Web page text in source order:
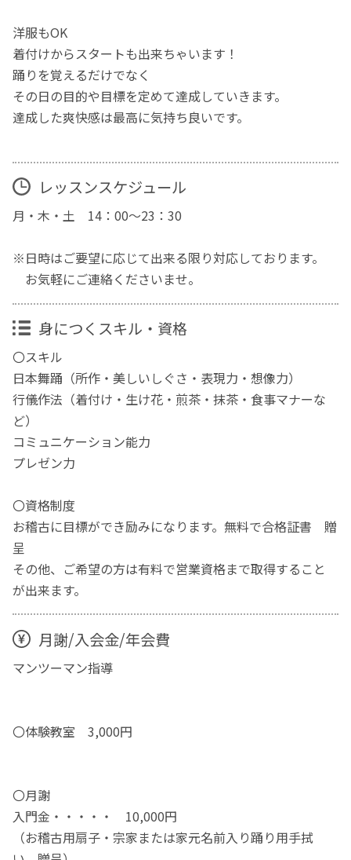
洋服もOK
着付けからスタートも出来ちゃいます！
踊りを覚えるだけでなく
その日の目的や目標を定めて達成していきます。
達成した爽快感は最高に気持ち良いです。
レッスンスケジュール
月・木・土 14：00～23：30
※日時はご要望に応じて出来る限り対応しております。
お気軽にご連絡くださいませ。
身につくスキル・資格
〇スキル
日本舞踊（所作・美しいしぐさ・表現力・想像力）
行儀作法（着付け・生け花・煎茶・抹茶・食事マナーな
ど）
コミュニケーション能力
プレゼン力
〇資格制度
お稽古に目標ができ励みになります。無料で合格証書 贈
呈
その他、ご希望の方は有料で営業資格まで取得すること
が出来ます。
月謝/入会金/年会費
マンツーマン指導
〇体験教室 3,000円
〇月謝
入門金・・・・・ 10,000円
（お稽古用扇子・宗家または家元名前入り踊り用手拭